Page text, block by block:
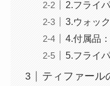
2.フライ
3.ウォッ
4.付属品
5.フライ
ティファール